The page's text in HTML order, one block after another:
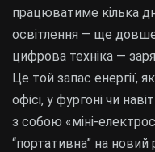
працюватиме кілька
освітлення — ще
цифрова техніка —
Це той запас енергії,
офісі, у фургоні чи
з собою «міні-
“портативна” на новий